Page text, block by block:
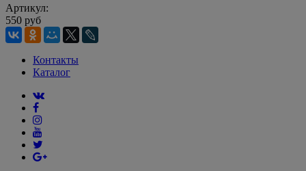
Артикул:
550 руб
Контакты
Каталог